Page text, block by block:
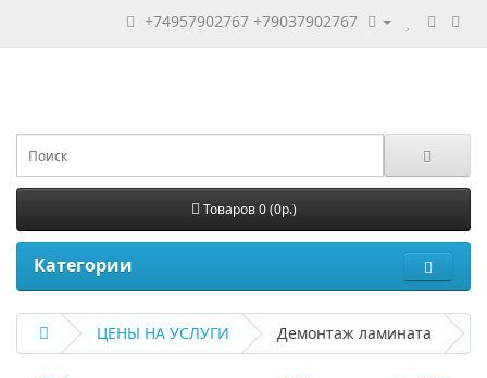
+74957902767 +79037902767
Товаров 0 (0р.)
Категории
ЦЕНЫ НА УСЛУГИ Демонтаж ламината